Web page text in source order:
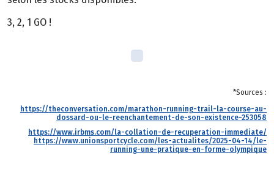
3, 2, 1 GO !
*Sources :
https://theconversation.com/marathon-running-trail-la-course-au-
dossard-ou-le-reenchantement-de-son-existence-253058
https://www.irbms.com/la-collation-de-recuperation-immediate/
https://www.unionsportcycle.com/les-actualites/2025-04-14/le-
running-une-pratique-en-forme-olympique